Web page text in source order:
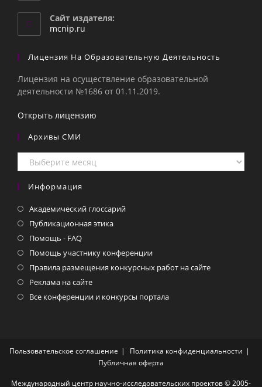
Сайт издателя:
mcnip.ru
Лицензия На Образовательную Деятельность
Лицензия на осуществление образовательной
деятельности №1686 от 01.11.2019.
Открыть лицензию
Архивы СМИ
Архивы
СМИ
Информация
Академический глоссарий
Публикационная этика
Помощь - FAQ
Помощь участнику конференции
Правила размещения конкурсных работ на сайте
Реклама на сайте
Все конференции и конкурсы портала
Пользовательское соглашение
Политика конфиденциальности
Публичная оферта
Международный центр научно-исследовательских проектов © 2005-